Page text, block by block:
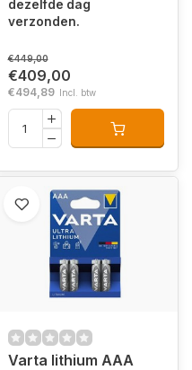
dezelfde dag
verzonden.
€449,00
€409,00
€494,89 Incl. btw
Varta lithium AAA